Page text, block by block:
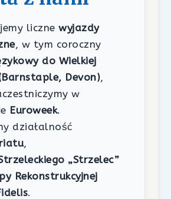
licznewyjazdy
, w tym coroczny
do Wielkiej
Devon),
w
Euroweek.
działalność
,
„Strzelec”
Rekonstrukcyjnej
.